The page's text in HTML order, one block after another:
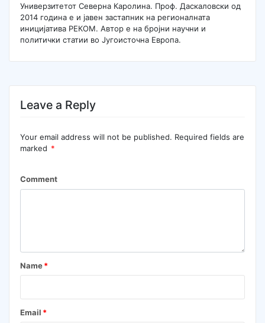
Универзитетот Северна Каролина. Проф. Даскаловски од
2014 година е и јавен застапник на регионалната
иницијатива РЕКОМ. Автор е на бројни научни и
политички статии во Југоисточна Европа.
Leave a Reply
Your email address will not be published. Required fields are
marked *
Comment
Name*
Email *